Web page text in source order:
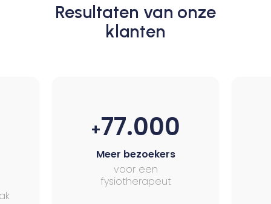
Resultaten van onze
klanten
+77.000
Meer bezoekers
voor een
fysiotherapeut